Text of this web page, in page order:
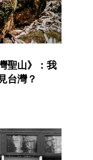
聖山》：我
台灣？